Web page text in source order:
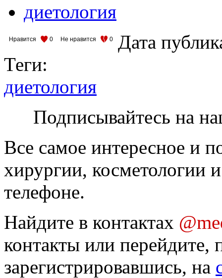
диетология
Нравится 0 Не нравится 0
Дата
Теги:
диетология
Подписывайтесь на
Все самое интересное и
хирургии, косметологии
телефоне.
Найдите в контактах
контакты или перейдите,
зарегистрировавшись, на